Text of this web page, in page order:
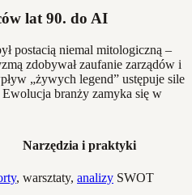
lat 90. do AI
postacią niemal mitologiczną –
zdobywał zaufanie zarządów i
„żywych legend” ustępuje sile
branży zamyka się w
Narzędzia i praktyki
, warsztaty, analizy SWOT